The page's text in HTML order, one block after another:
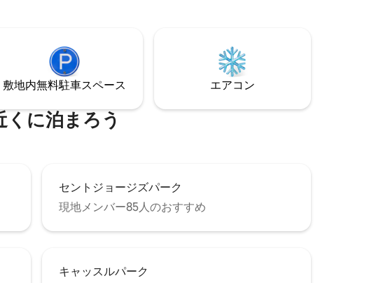
にあるMylor
ら離れた安息の地
敷地内無料駐⁠車ス⁠ペ⁠ー⁠ス エアコン
に泊まろう
セントジョージズパーク
現地メンバー85人のおすすめ
キャッスルパーク